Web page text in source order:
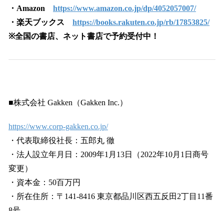
・Amazon https://www.amazon.co.jp/dp/4052057007/
・楽天ブックス https://books.rakuten.co.jp/rb/17853825/
※全国の書店、ネット書店で予約受付中！
■株式会社 Gakken（Gakken Inc.）
https://www.corp-gakken.co.jp/
・代表取締役社長：五郎丸 徹
・法人設立年月日：2009年1月13日（2022年10月1日商号
変更）
・資本金：50百万円
・所在住所：〒141-8416 東京都品川区西五反田2丁目11番